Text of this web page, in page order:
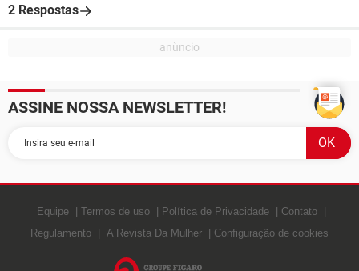
2 Respostas
ASSINE NOSSA NEWSLETTER!
Equipe Termos de uso Política de Privacidade
Contato
Regulamento
A Revista Da Mulher Configuração de cookies